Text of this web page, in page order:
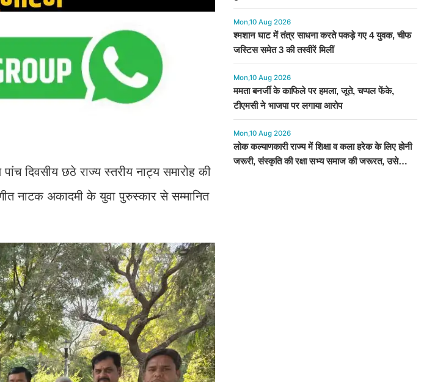
दिवसीय छठे राज्य स्तरीय नाट्य समारोह की
नाटक अकादमी के युवा पुरुस्कार से सम्मानित
Mon,10 Aug 2026
श्मशान घाट में तंत्र साधना करते पकड़े गए 4 युवक, चीफ
जस्टिस समेत 3 की तस्वीरें मिलीं
Mon,10 Aug 2026
ममता बनर्जी के काफिले पर हमला, जूते, चप्पल फेंके,
टीएमसी ने भाजपा पर लगाया आरोप
Mon,10 Aug 2026
लोक कल्याणकारी राज्य में शिक्षा व कला हरेक के लिए होनी
जरूरी, संस्कृति की रक्षा सभ्य समाज की जरूरत, उसे